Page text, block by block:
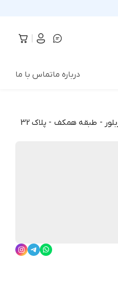
درباره ماتماس با ما
- طبقه همکف - پلاک 32